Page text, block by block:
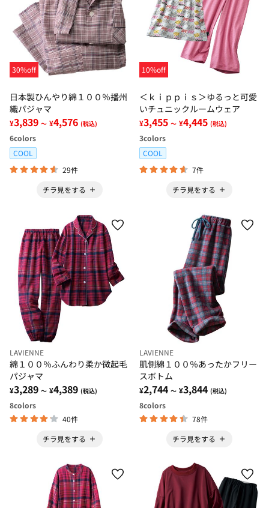
30%off
日本製ひんやり綿１００％播州
織パジャマ
¥3,839 ～ ¥4,576 (税込)
6colors
COOL
29件
チラ見をする
10%off
＜ｋｉｐｐｉｓ＞ゆるっと可愛
いチュニックルームウェア
¥3,455 ～ ¥4,445 (税込)
3colors
COOL
7件
チラ見をする
LAVIENNE
綿１００％ふんわり柔か微起毛
パジャマ
¥3,289 ～ ¥4,389 (税込)
8colors
40件
チラ見をする
LAVIENNE
肌側綿１００％あったかフリー
スボトム
¥2,744 ～ ¥3,844 (税込)
8colors
78件
チラ見をする